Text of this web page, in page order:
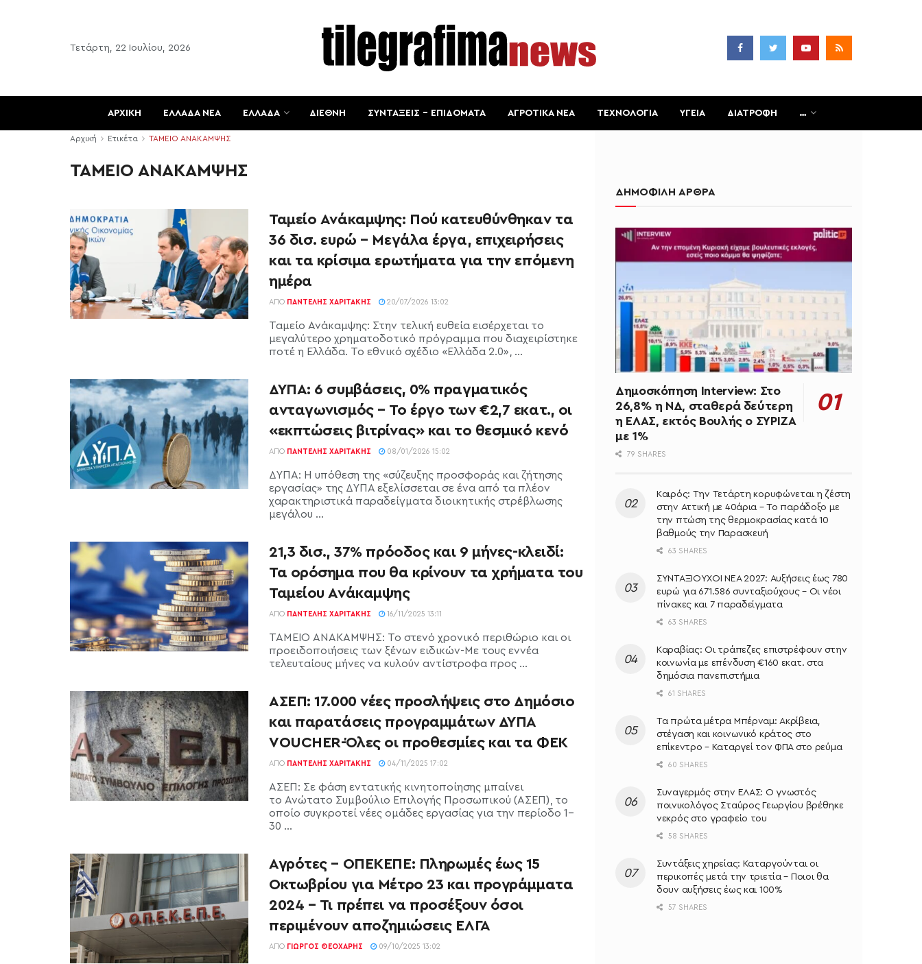
Τετάρτη, 22 Ιουλίου, 2026
ΑΡΧΙΚΗ ΕΛΛΑΔΑ ΝΕΑ ΕΛΛΑΔΑ ΔΙΕΘΝΗ ΣΥΝΤΑΞΕΙΣ – ΕΠΙΔΟΜΑΤΑ ΑΓΡΟΤΙΚΑ ΝΕΑ ΤΕΧΝΟΛΟΓΙΑ ΥΓΕΙΑ ΔΙΑΤΡΟΦΗ …
Αρχική Ετικέτα ΤΑΜΕΙΟ ΑΝΑΚΑΜΨΗΣ
ΤΑΜΕΙΟ ΑΝΑΚΑΜΨΗΣ
Ταμείο Ανάκαμψης: Πού κατευθύνθηκαν τα
36 δισ. ευρώ – Μεγάλα έργα, επιχειρήσεις
και τα κρίσιμα ερωτήματα για την επόμενη
ημέρα
ΑΠΌ ΠΑΝΤΕΛΉΣ ΧΑΡΙΤΆΚΗΣ 20/07/2026 13:02
Ταμείο Ανάκαμψης: Στην τελική ευθεία εισέρχεται το
μεγαλύτερο χρηματοδοτικό πρόγραμμα που διαχειρίστηκε
ποτέ η Ελλάδα. Το εθνικό σχέδιο «Ελλάδα 2.0»⁠, ...
ΔΥΠΑ: 6 συμβάσεις, 0% πραγματικός
ανταγωνισμός – Το έργο των €2,7 εκατ., οι
«εκπτώσεις βιτρίνας» και το θεσμικό κενό
ΑΠΌ ΠΑΝΤΕΛΉΣ ΧΑΡΙΤΆΚΗΣ 08/01/2026 15:02
ΔΥΠΑ: Η υπόθεση της «σύζευξης προσφοράς και ζήτησης
εργασίας» της ΔΥΠΑ εξελίσσεται σε ένα από τα πλέον
χαρακτηριστικά παραδείγματα διοικητικής στρέβλωσης
μεγάλου ...
21,3 δισ., 37% πρόοδος και 9 μήνες-κλειδί:
Τα ορόσημα που θα κρίνουν τα χρήματα του
Ταμείου Ανάκαμψης
ΑΠΌ ΠΑΝΤΕΛΉΣ ΧΑΡΙΤΆΚΗΣ 16/11/2025 13:11
ΤΑΜΕΙΟ ΑΝΑΚΑΜΨΗΣ: Το στενό χρονικό περιθώριο και οι
προειδοποιήσεις των ξένων ειδικών-Με τους εννέα
τελευταίους μήνες να κυλούν αντίστροφα προς ...
ΑΣΕΠ: 17.000 νέες προσλήψεις στο Δημόσιο
και παρατάσεις προγραμμάτων ΔΥΠΑ
VOUCHER-Όλες οι προθεσμίες και τα ΦΕΚ
ΑΠΌ ΠΑΝΤΕΛΉΣ ΧΑΡΙΤΆΚΗΣ 04/11/2025 17:02
ΑΣΕΠ: Σε φάση εντατικής κινητοποίησης μπαίνει
το Ανώτατο Συμβούλιο Επιλογής Προσωπικού (ΑΣΕΠ), το
οποίο συγκροτεί νέες ομάδες εργασίας για την περίοδο 1–
30 ...
Αγρότες – ΟΠΕΚΕΠΕ: Πληρωμές έως 15
Οκτωβρίου για Μέτρο 23 και προγράμματα
2024 – Τι πρέπει να προσέξουν όσοι
περιμένουν αποζημιώσεις ΕΛΓΑ
ΑΠΌ ΓΙΏΡΓΟΣ ΘΕΟΧΆΡΗΣ 09/10/2025 13:02
ΔΗΜΟΦΙΛΗ ΑΡΘΡΑ
Δημοσκόπηση Interview: Στο
26,8% η ΝΔ, σταθερά δεύτερη
η ΕΛΑΣ, εκτός Βουλής ο ΣΥΡΙΖΑ
με 1%
79 SHARES
Καιρός: Την Τετάρτη κορυφώνεται η ζέστη
στην Αττική με 40άρια – Το παράδοξο με
την πτώση της θερμοκρασίας κατά 10
βαθμούς την Παρασκευή
63 SHARES
ΣΥΝΤΑΞΙΟΥΧΟΙ ΝΕΑ 2027: Αυξήσεις έως 780
ευρώ για 671.586 συνταξιούχους – Οι νέοι
πίνακες και 7 παραδείγματα
63 SHARES
Καραβίας: Οι τράπεζες επιστρέφουν στην
κοινωνία με επένδυση €160 εκατ. στα
δημόσια πανεπιστήμια
61 SHARES
Τα πρώτα μέτρα Μπέρναμ: Ακρίβεια,
στέγαση και κοινωνικό κράτος στο
επίκεντρο – Kαταργεί τον ΦΠΑ στο ρεύμα
60 SHARES
Συναγερμός στην ΕΛΑΣ: Ο γνωστός
ποινικολόγος Σταύρος Γεωργίου βρέθηκε
νεκρός στο γραφείο του
58 SHARES
Συντάξεις χηρείας: Καταργούνται οι
περικοπές μετά την τριετία – Ποιοι θα
δουν αυξήσεις έως και 100%
57 SHARES